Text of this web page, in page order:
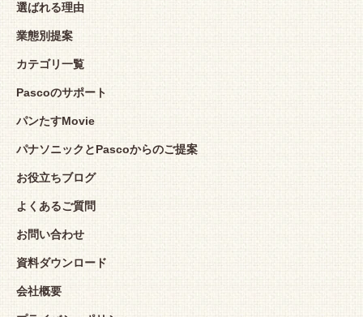
選ばれる理由
業態別提案
カテゴリ一覧
Pascoのサポート
パンたすMovie
パナソニックとPascoからのご提案
お役立ちブログ
よくあるご質問
お問い合わせ
資料ダウンロード
会社概要